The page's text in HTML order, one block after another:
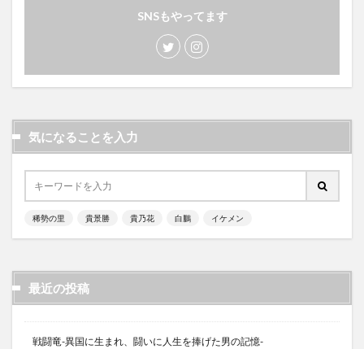
SNSもやってます
気になることを入力
稀勢の里 貴景勝 貴乃花 白鵬 イケメン
最近の投稿
戦闘竜-異国に生まれ、闘いに人生を捧げた男の記憶-